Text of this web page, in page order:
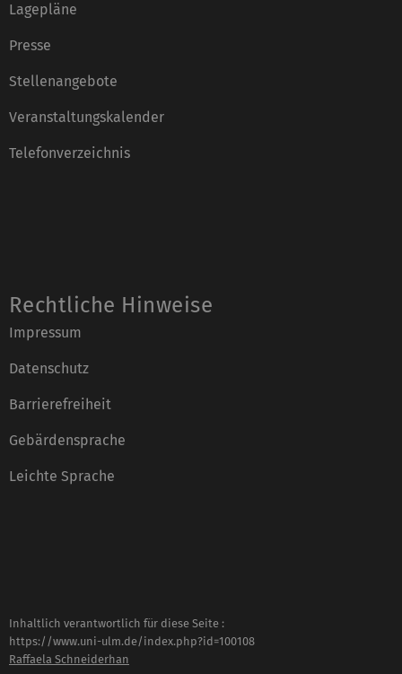
Lagepläne
Presse
Stellenangebote
Veranstaltungskalender
Telefonverzeichnis
Rechtliche Hinweise
Impressum
Datenschutz
Barrierefreiheit
Gebärdensprache
Leichte Sprache
Inhaltlich verantwortlich für diese Seite :
https://www.uni-ulm.de/index.php?id=100108
Raffaela Schneiderhan